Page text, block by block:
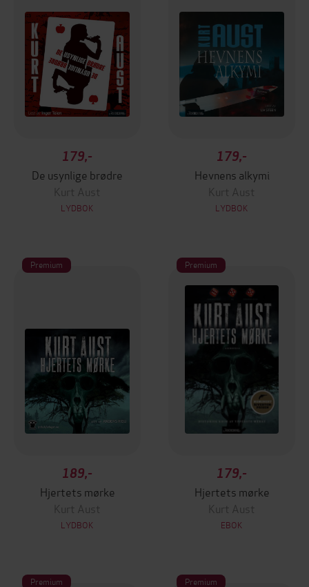
179,-
De usynlige brødre
Kurt Aust
LYDBOK
179,-
Hevnens alkymi
Kurt Aust
LYDBOK
Premium
189,-
Hjertets mørke
Kurt Aust
LYDBOK
Premium
179,-
Hjertets mørke
Kurt Aust
EBOK
Premium Premium